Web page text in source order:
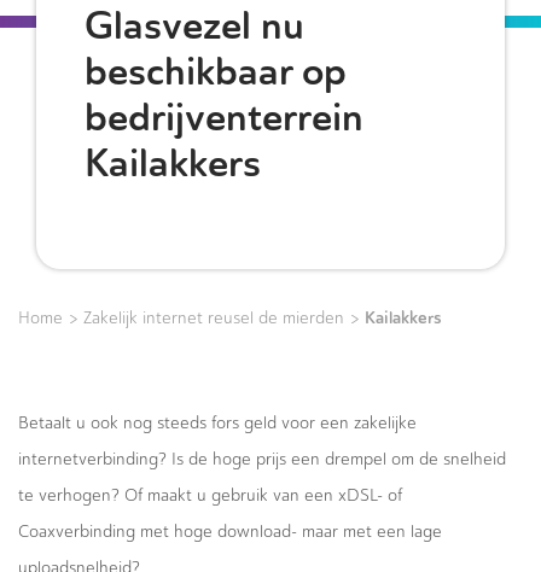
Glasvezel nu
beschikbaar op
bedrijventerrein
Kailakkers
Home > Zakelijk internet reusel de mierden > Kailakkers
Betaalt u ook nog steeds fors geld voor een zakelijke
internetverbinding? Is de hoge prijs een drempel om de snelheid
te verhogen? Of maakt u gebruik van een xDSL- of
Coaxverbinding met hoge download- maar met een lage
uploadsnelheid?